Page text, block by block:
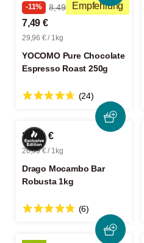
Empfehlung
-11% 8,49 €
7,49 €
29,96 € / 1kg
YOCOMO Pure Chocolate
Espresso Roast 250g
(24)
26,99 €
26,99 € / 1kg
Drago Mocambo Bar
Robusta 1kg
(6)